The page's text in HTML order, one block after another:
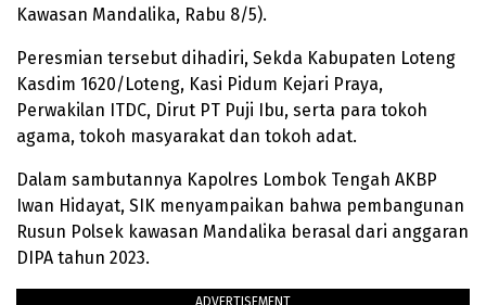
Kawasan Mandalika, Rabu 8/5).
Peresmian tersebut dihadiri, Sekda Kabupaten Loteng
Kasdim 1620/Loteng, Kasi Pidum Kejari Praya,
Perwakilan ITDC, Dirut PT Puji Ibu, serta para tokoh
agama, tokoh masyarakat dan tokoh adat.
Dalam sambutannya Kapolres Lombok Tengah AKBP
Iwan Hidayat, SIK menyampaikan bahwa pembangunan
Rusun Polsek kawasan Mandalika berasal dari anggaran
DIPA tahun 2023.
ADVERTISEMENT